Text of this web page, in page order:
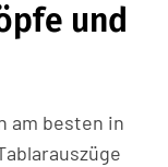
und
am besten in